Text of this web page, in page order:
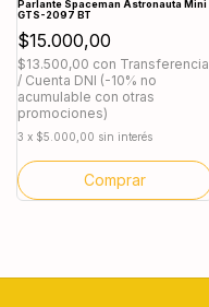
Parlante Spaceman Astronauta Mini
GTS-2097 BT
$15.000,00
$13.500,00 con Transferencia
/ Cuenta DNI (-10% no
acumulable con otras
promociones)
3 x $5.000,00 sin interés